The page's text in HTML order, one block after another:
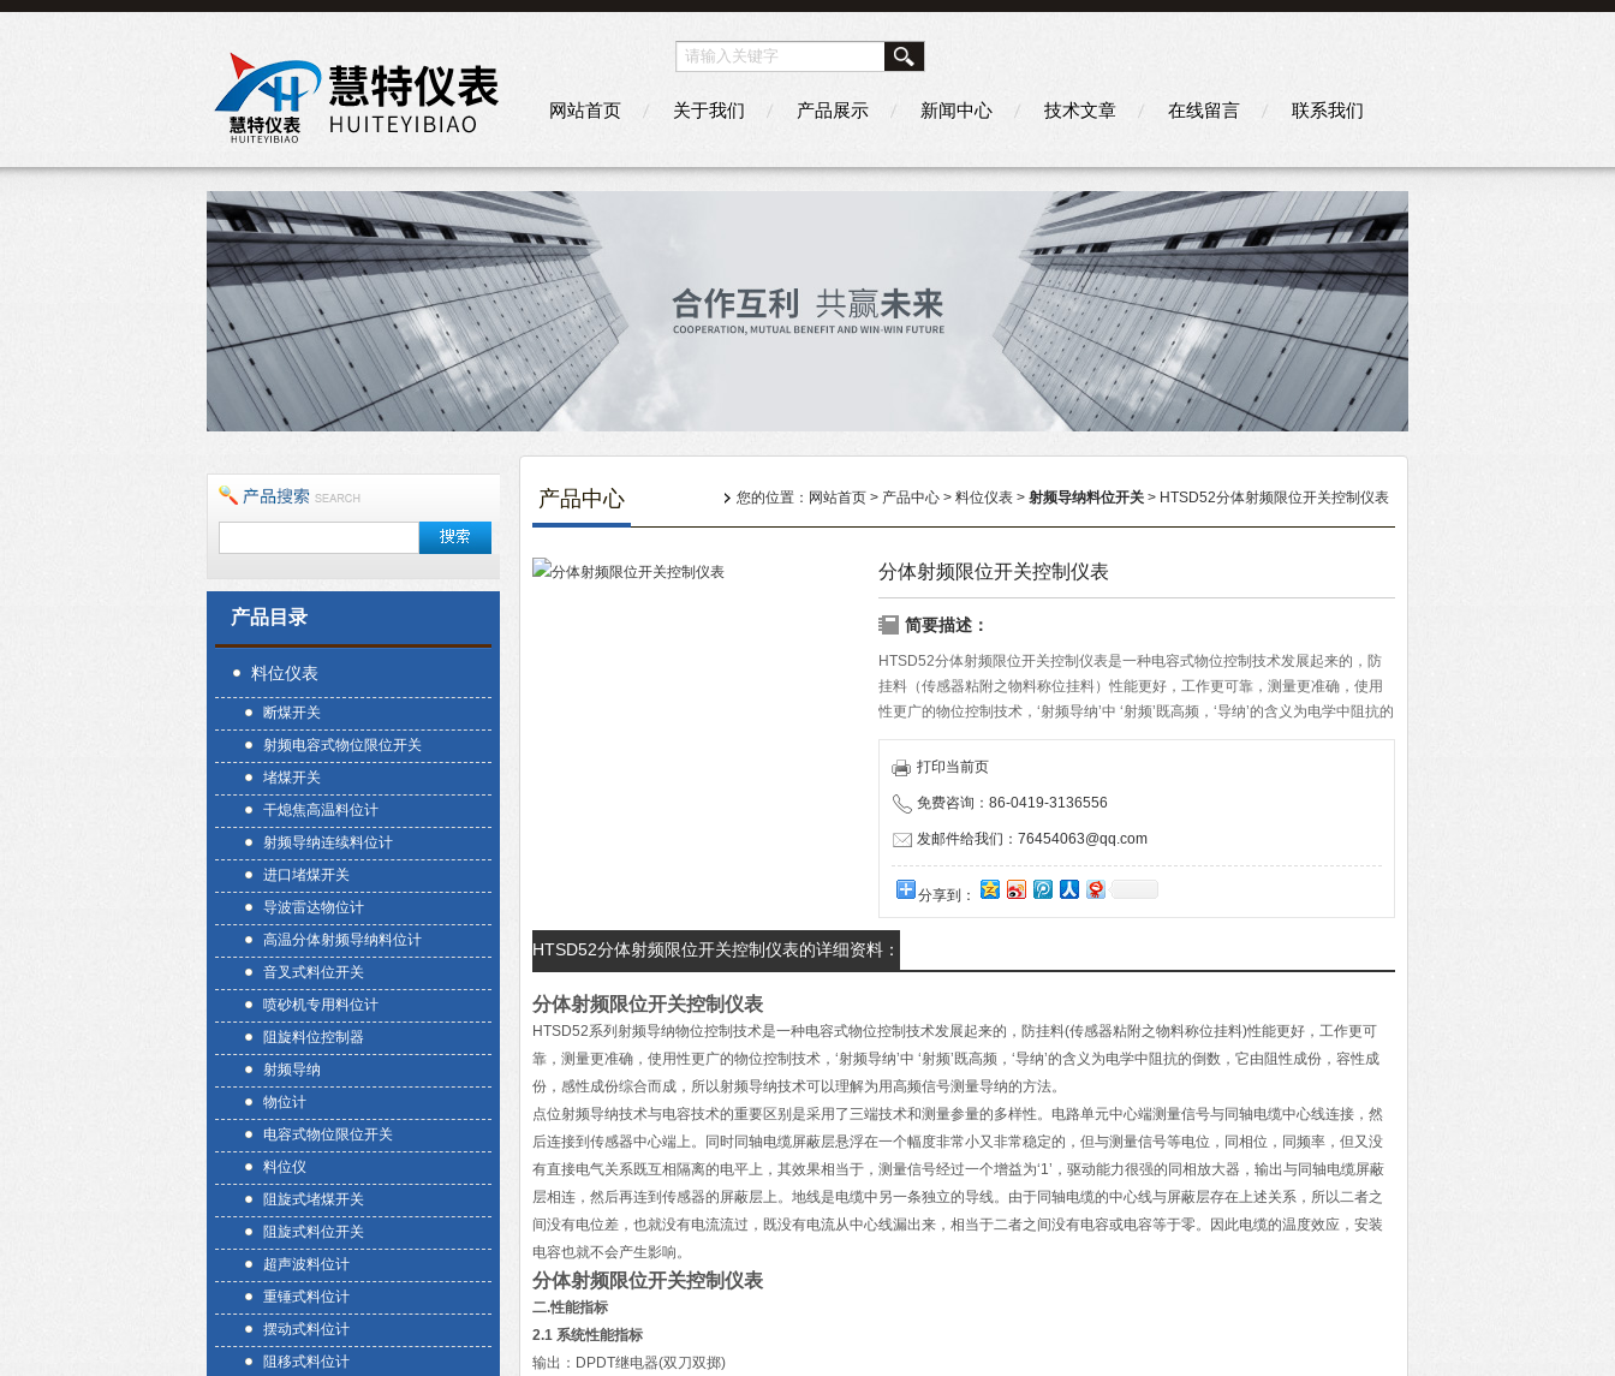
网站首页 关于我们 产品展示 新闻中心 技术文章 在线留言 联系我们
产品目录
料位仪表
断煤开关
射频电容式物位限位开关
堵煤开关
干熄焦高温料位计
射频导纳连续料位计
进口堵煤开关
导波雷达物位计
高温分体射频导纳料位计
音叉式料位开关
喷砂机专用料位计
阻旋料位控制器
射频导纳
物位计
电容式物位限位开关
料位仪
阻旋式堵煤开关
阻旋式料位开关
超声波料位计
重锤式料位计
摆动式料位计
阻移式料位计
产品中心 您的位置： 网站首页 > 产品中心 > 料位仪表 > 射频导纳料位开关 > HTSD52分体射频限位开关控制仪表
分体射频限位开关控制仪表
简要描述：
HTSD52分体射频限位开关控制仪表是一种电容式物位控制技术发展起来的，防
挂料（传感器粘附之物料称位挂料）性能更好，工作更可靠，测量更准确，使用
性更广的物位控制技术，‘射频导纳’中 ‘射频’既高频，‘导纳’的含义为电学中阻抗的
倒数，它由阻性成份，容性成份，感性成份综合而成，所以射频导纳技术可以理
解为用高频信号测量导纳的方法。
打印当前页
免费咨询：86-0419-3136556
发邮件给我们：76454063@qq.com
分享到：
HTSD52分体射频限位开关控制仪表的详细资料：
分体射频限位开关控制仪表
HTSD52系列射频导纳物位控制技术是一种电容式物位控制技术发展起来的，防挂料(传感器粘附之物料称位挂料)性能更好，工作更可
靠，测量更准确，使用性更广的物位控制技术，‘射频导纳’中 ‘射频’既高频，‘导纳’的含义为电学中阻抗的倒数，它由阻性成份，容性成
份，感性成份综合而成，所以射频导纳技术可以理解为用高频信号测量导纳的方法。
点位射频导纳技术与电容技术的重要区别是采用了三端技术和测量参量的多样性。电路单元中心端测量信号与同轴电缆中心线连接，然
后连接到传感器中心端上。同时同轴电缆屏蔽层悬浮在一个幅度非常小又非常稳定的，但与测量信号等电位，同相位，同频率，但又没
有直接电气关系既互相隔离的电平上，其效果相当于，测量信号经过一个增益为‘1’，驱动能力很强的同相放大器，输出与同轴电缆屏蔽
层相连，然后再连到传感器的屏蔽层上。地线是电缆中另一条独立的导线。由于同轴电缆的中心线与屏蔽层存在上述关系，所以二者之
间没有电位差，也就没有电流流过，既没有电流从中心线漏出来，相当于二者之间没有电容或电容等于零。因此电缆的温度效应，安装
电容也就不会产生影响。
分体射频限位开关控制仪表
二.性能指标
2.1 系统性能指标
输出：DPDT继电器(双刀双掷)